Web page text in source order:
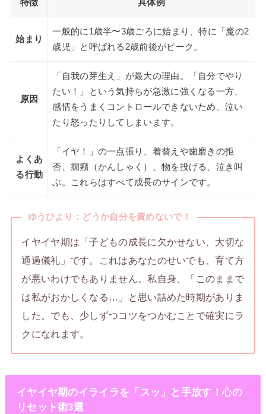
特徴 具体例
始まり
一般的に1歳半〜3歳ごろに始まり、特に「魔の2
歳児」と呼ばれる2歳前後がピーク。
原因
「自我の芽生え」が最大の理由。「自分でやり
たい！」という気持ちが急激に強くなる一方、
感情をうまくコントロールできないため、泣い
たり怒ったりしてしまいます。
よくあ
る行動
「イヤ！」の一点張り、着替えや歯磨きの拒
否、癇癪（かんしゃく）、物を投げる、泣き叫
ぶ。これらはすべて成長のサインです。
ゆうひより：どうか自分を責めないで！
イヤイヤ期は「子どもの成長に欠かせない、大切な
通過儀礼」です。これはあなたのせいでも、育て方
が悪いわけでもありません。私自身、「このままで
は私がおかしくなる…」と思い詰めた時期がありま
した。でも、少しずつコツをつかむことで確実にラ
クになれます。
イヤイヤ期のイライラを「スッ」と手放す！心の
リセット術3選